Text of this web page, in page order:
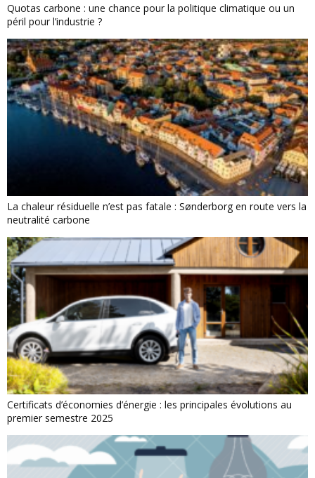
Quotas carbone : une chance pour la politique climatique ou un
péril pour l’industrie ?
La chaleur résiduelle n’est pas fatale : Sønderborg en route vers la
neutralité carbone
Certificats d’économies d’énergie : les principales évolutions au
premier semestre 2025